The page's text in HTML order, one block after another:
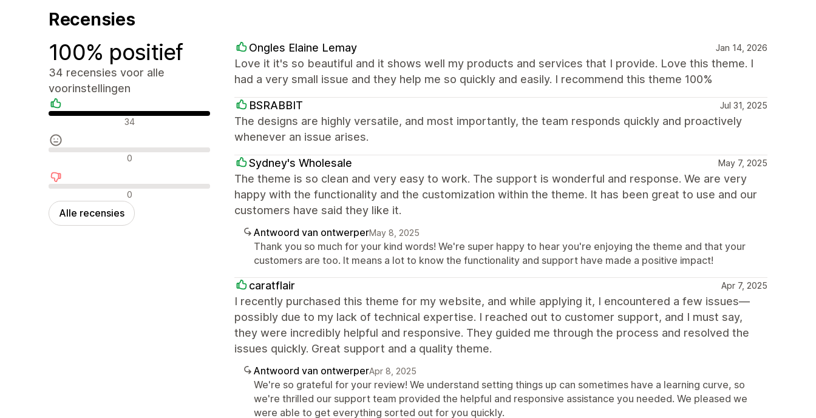
Recensies
100% positief
34 recensies voor alle
voorinstellingen
Positieve recensies
34
Neutrale recensies0
Negatieve recensies
0
Alle recensies
Ongles Elaine Lemay Jan 14, 2026
Love it it's so beautiful and it shows well my products and services that I provide. Love this theme. I
had a very small issue and they help me so quickly and easily. I recommend this theme 100%
BSRABBIT Jul 31, 2025
The designs are highly versatile, and most importantly, the team responds quickly and proactively
whenever an issue arises.
Sydney's Wholesale May 7, 2025
The theme is so clean and very easy to work. The support is wonderful and response. We are very
happy with the functionality and the customization within the theme. It has been great to use and our
customers have said they like it.
Antwoord van ontwerperMay 8, 2025
Thank you so much for your kind words! We're super happy to hear you're enjoying the theme and that your
customers are too. It means a lot to know the functionality and support have made a positive impact!
caratflair Apr 7, 2025
I recently purchased this theme for my website, and while applying it, I encountered a few issues—
possibly due to my lack of technical expertise. I reached out to customer support, and I must say,
they were incredibly helpful and responsive. They guided me through the process and resolved the
issues quickly. Great support and a quality theme.
Antwoord van ontwerperApr 8, 2025
We're so grateful for your review! We understand setting things up can sometimes have a learning curve, so
we're thrilled our support team provided the helpful and responsive assistance you needed. We pleased we
were able to get everything sorted out for you quickly.